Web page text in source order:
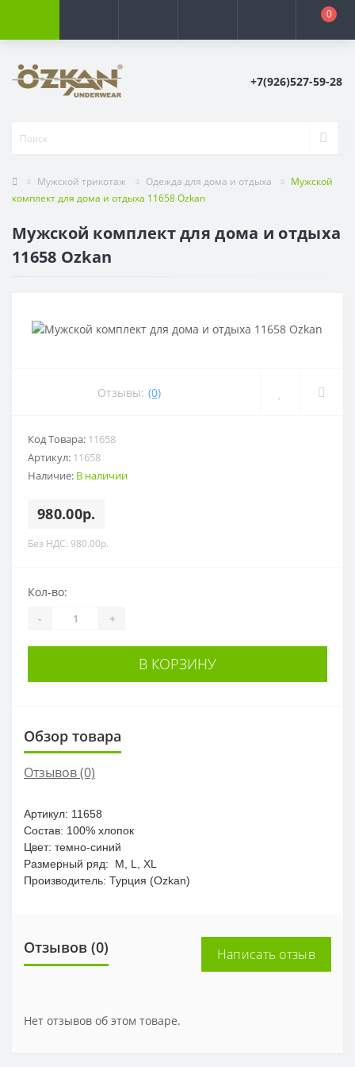
0
+7(926)527-59-28
Мужской трикотаж Одежда для дома и отдыха
Мужской
комплект для дома и отдыха 11658 Ozkan
Мужской комплект для дома и отдыха
11658 Ozkan
Отзывы: (0)
Код Товара: 11658
Артикул: 11658
Наличие: В наличии
980.00р.
Без НДС: 980.00р.
Кол-во:
- +
В КОРЗИНУ
Обзор товара
Отзывов (0)
Артикул: 11658
Состав: 100% хлопок
Цвет: темно-синий
Размерный ряд: M, L, XL
Производитель: Турция (Ozkan)
Отзывов (0) Написать отзыв
Нет отзывов об этом товаре.